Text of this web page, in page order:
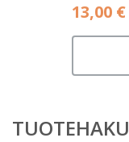
13,00 €
TUOTEHAKU